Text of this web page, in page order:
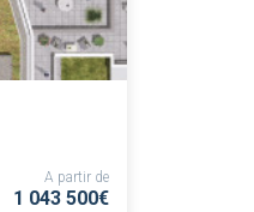
A partir de
1 043 500€